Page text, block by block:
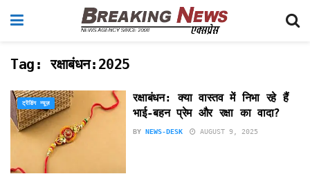
Tag:रक्षाबंधन:2025
ट्रेंडिंग न्यूज़
रक्षाबंधन: क्या वास्तव में निभा रहे हैं
भाई-बहन प्रेम और रक्षा का वादा?
BY NEWS-DESK AUGUST 9, 2025